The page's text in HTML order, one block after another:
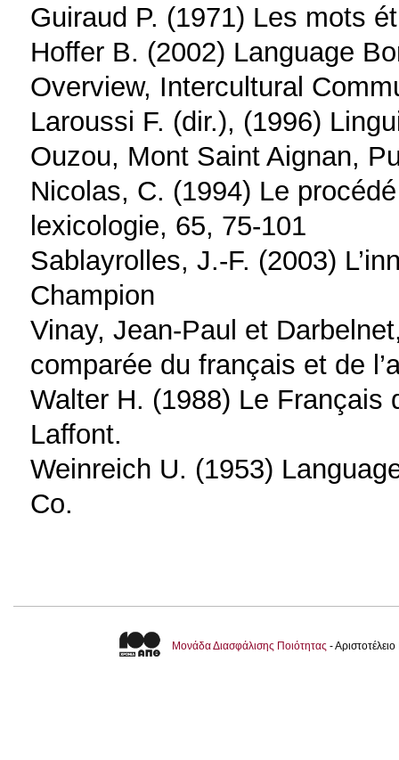
Guiraud P. (1971) Les mots
Hoffer B. (2002) Language
Overview, Intercultural
Laroussi F. (dir.), (1996)
Ouzou, Mont Saint Aignan,
Nicolas, C. (1994) Le
lexicologie, 65, 75-101
Sablayrolles, J.-F. (2003)
Champion
Vinay, Jean-Paul et
comparée du français et de
Walter H. (1988) Le
Laffont.
Weinreich U. (1953)
Co.
Μονάδα Διασφάλισης Ποιότητας -